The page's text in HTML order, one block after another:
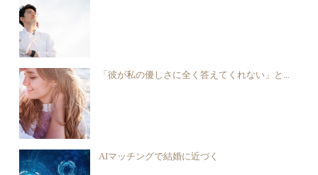
「彼が私の優しさに全く答えてくれない」と...
AIマッチングで結婚に近づく